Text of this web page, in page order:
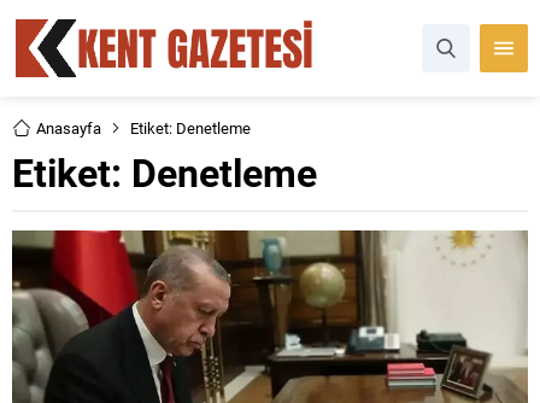
Anasayfa Etiket: Denetleme
Etiket: Denetleme